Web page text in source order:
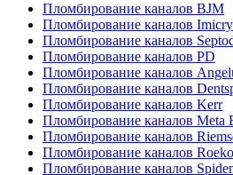
Пломбирование каналов BJM
Пломбирование каналов
Пломбирование каналов
Пломбирование каналов PD
Пломбирование каналов
Пломбирование каналов
Пломбирование каналов Kerr
Пломбирование каналов Meta
Пломбирование каналов
Пломбирование каналов Roeko
Пломбирование каналов